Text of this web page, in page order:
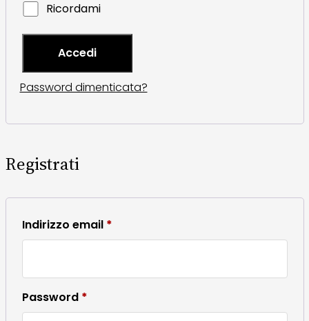
Ricordami
Accedi
Password dimenticata?
Registrati
Indirizzo email *Richiesto
Password *Richiesto